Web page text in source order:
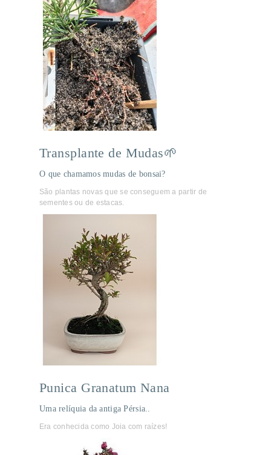
Transplante de Mudas🌱
O que chamamos mudas de bonsai?
São plantas novas que se conseguem a partir de
sementes ou de estacas.
Punica Granatum Nana
Uma relíquia da antiga Pérsia..
Era conhecida como Joia com raízes!